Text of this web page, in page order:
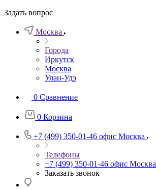
Задать вопрос
Москва
Города
Иркутск
Москва
Улан-Удэ
0 Сравнение
0 Корзина
+7 (499) 350-01-46 офис Москва
Телефоны
+7 (499) 350-01-46 офис Москва
Заказать звонок